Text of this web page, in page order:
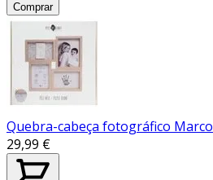
Comprar
Quebra-cabeça fotográfico Marco
29,99 €